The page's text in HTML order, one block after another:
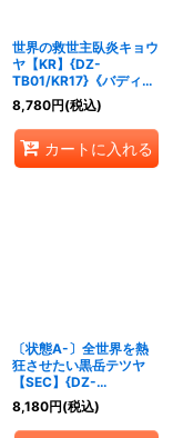
世界の救世主臥炎キョウ
ヤ【KR】{DZ-
TB01/KR17}《バディフ
ァイト》
8,780円(税込)
カートに入れる
〔状態A-〕全世界を熱
狂させたい黒岳テツヤ
【SEC】{DZ-
TB01/SEC03}《バディ
ファイト》
8,180円(税込)